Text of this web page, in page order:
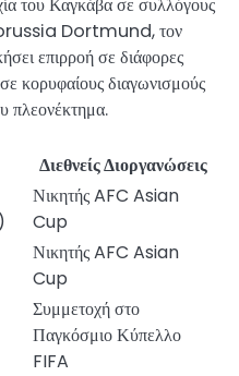
Dortmund, τον
επιρροή σε διάφορες
κορυφαίους διαγωνισμούς
πλεονέκτημα.
Διεθνείς Διοργανώσεις
Νικητής AFC Asian
Cup
Νικητής AFC Asian
Cup
Συμμετοχή στο
Παγκόσμιο Κύπελλο
FIFA